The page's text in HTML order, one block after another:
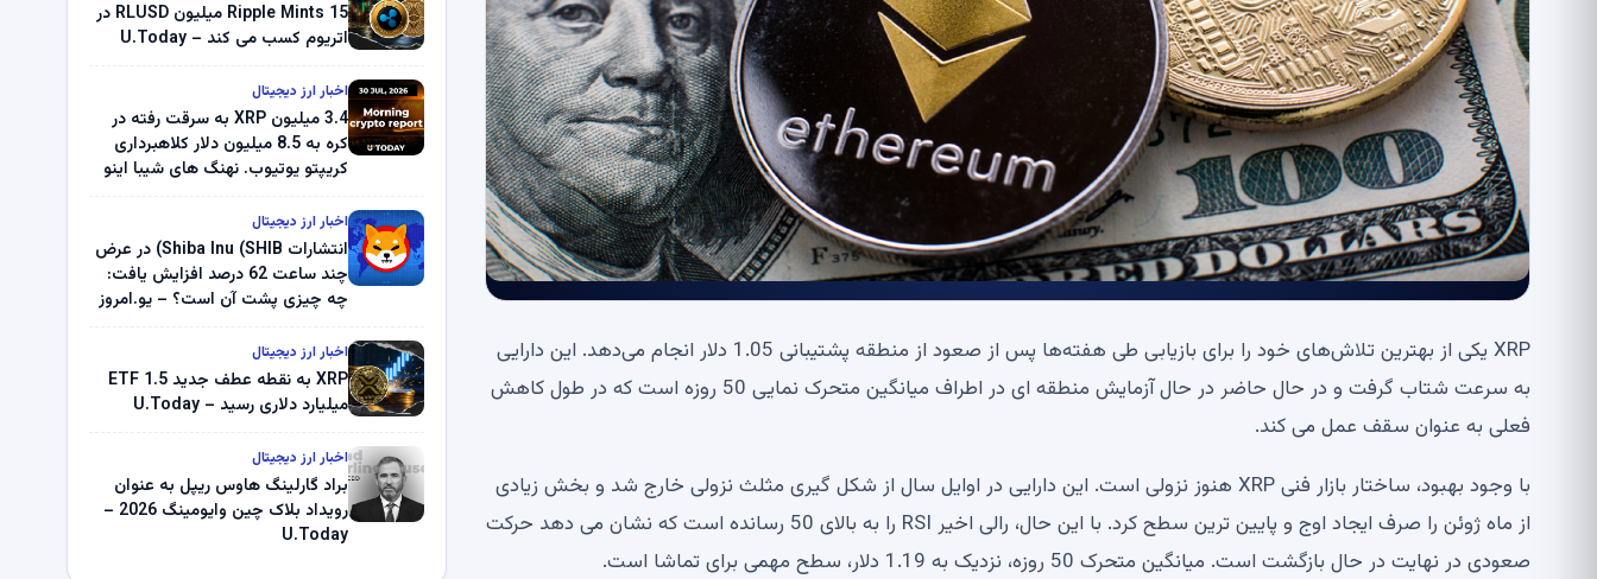
XRP یکی از بهترین تلاش‌های خود را برای بازیابی طی هفته‌ها پس از صعود از منطقه پشتیبانی 1.05 دلار انجام می‌دهد. این دارایی
به سرعت شتاب گرفت و در حال حاضر در حال آزمایش منطقه ای در اطراف میانگین متحرک نمایی 50 روزه است که در طول کاهش
فعلی به عنوان سقف عمل می کند.
با وجود بهبود، ساختار بازار فنی XRP هنوز نزولی است. این دارایی در اوایل سال از شکل گیری مثلث نزولی خارج شد و بخش زیادی
از ماه ژوئن را صرف ایجاد اوج و پایین ترین سطح کرد. با این حال، رالی اخیر RSI را به بالای 50 رسانده است که نشان می دهد حرکت
صعودی در نهایت در حال بازگشت است. میانگین متحرک 50 روزه، نزدیک به 1.19 دلار، سطح مهمی برای تماشا است.
Ripple Mints 15 میلیون RLUSD در
اتریوم کسب می کند – U.Today
اخبار ارز دیجیتال
3.4 میلیون XRP به سرقت رفته در
کره به 8.5 میلیون دلار کلاهبرداری
کریپتو یوتیوب. نهنگ های شیبا اینو
میلیون دلار U-Turn در بیت کوین را
ثبت کرد – گزارش کریپتو صبح –
U.Today
اخبار ارز دیجیتال
انتشارات Shiba Inu (SHIB) در عرض
چند ساعت 62 درصد افزایش یافت:
چه چیزی پشت آن است؟ – یو.امروز
اخبار ارز دیجیتال
XRP به نقطه عطف جدید ETF 1.5
میلیارد دلاری رسید – U.Today
اخبار ارز دیجیتال
براد گارلینگ هاوس ریپل به عنوان
رویداد بلاک چین وایومینگ 2026 –
U.Today